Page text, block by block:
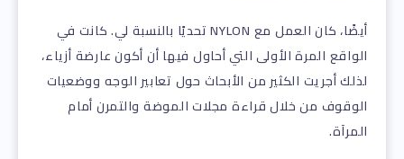
أيضًا، كان العمل مع NYLON تحديًا بالنسبة لي. كانت في
الواقع المرة الأولى التي أحاول فيها أن أكون عارضة أزياء،
لذلك أجريت الكثير من الأبحاث حول تعابير الوجه ووضعيات
الوقوف من خلال قراءة مجلات الموضة والتمرن أمام
المرآة.